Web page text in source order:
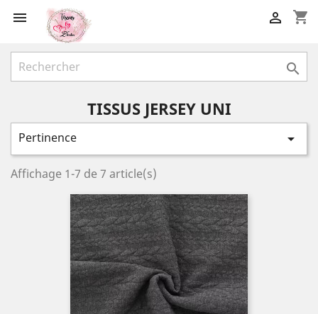
 shopping_cart


TISSUS JERSEY UNI
Pertinence 
Affichage 1-7 de 7 article(s)